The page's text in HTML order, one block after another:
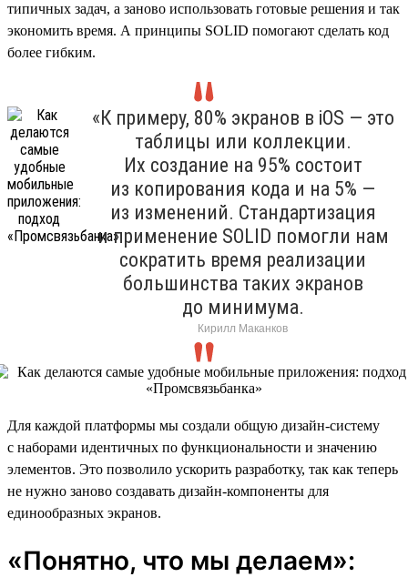
типичных задач, а заново использовать готовые решения и так
экономить время. А принципы SOLID помогают сделать код
более гибким.
«К примеру, 80% экранов в iOS — это
таблицы или коллекции.
Их создание на 95% состоит
из копирования кода и на 5% —
из изменений. Стандартизация
и применение SOLID помогли нам
сократить время реализации
большинства таких экранов
до минимума.
Кирилл Маканков
Для каждой платформы мы создали общую дизайн-систему
с наборами идентичных по функциональности и значению
элементов. Это позволило ускорить разработку, так как теперь
не нужно заново создавать дизайн-компоненты для
единообразных экранов.
«Понятно, что мы делаем»: